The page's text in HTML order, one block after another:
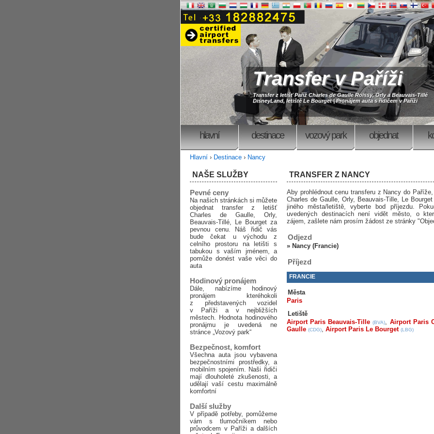
Transfer v Paříži
Transfer z letišť Paříž Charles de Gaulle Roissy, Orly a Beauvais-Tillé
DisneyLand, letiště Le Bourget | Pronájem auta s řidičem v Paříži
hlavní destinace vozový park objednat
Hlavní › Destinace › Nancy
TRANSFER Z NANCY
Aby prohlédnout cenu transferu z Nancy do
Charles de Gaulle, Orly, Beauvais-Tille, Le
jiného města/letiště, vyberte bod příjezdu.
uvedených destinacích není vidět město, o
zájem, zašlete nám prosím žádost ze stránky
Odjezd
» Nancy (Francie)
Příjezd
FRANCIE
Města
Paris
Letiště
Airport Paris Beauvais-Tille (BVA), Airport Paris
Gaulle (CDG), Airport Paris Le Bourget (LBG)
NAŠE SLUŽBY
Pevné ceny
Na našich stránkách si můžete
objednat transfer z letišť
Charles de Gaulle, Orly,
Beauvais-Tillé, Le Bourget za
pevnou cenu. Náš řidič vás
bude čekat u východu z
celního prostoru na letišti s
tabukou s vaším jménem, a
pomůže donést vaše věci do
auta
Hodinový pronájem
Dále, nabízíme hodinový
pronájem kteréhokoli
z představených vozidel
v Paříži a v nejbližších
městech. Hodnota hodinového
pronájmu je uvedená ne
stránce „Vozový park“
Bezpečnost, komfort
Všechna auta jsou vybavena
bezpečnostními prostředky, a
mobilním spojením. Naši řidiči
mají dlouholeté zkušenosti, a
udělají vaší cestu maximálně
komfortní
Další služby
V případě potřeby, pomůžeme
vám s tlumočníkem nebo
průvodcem v Paříži a dalších